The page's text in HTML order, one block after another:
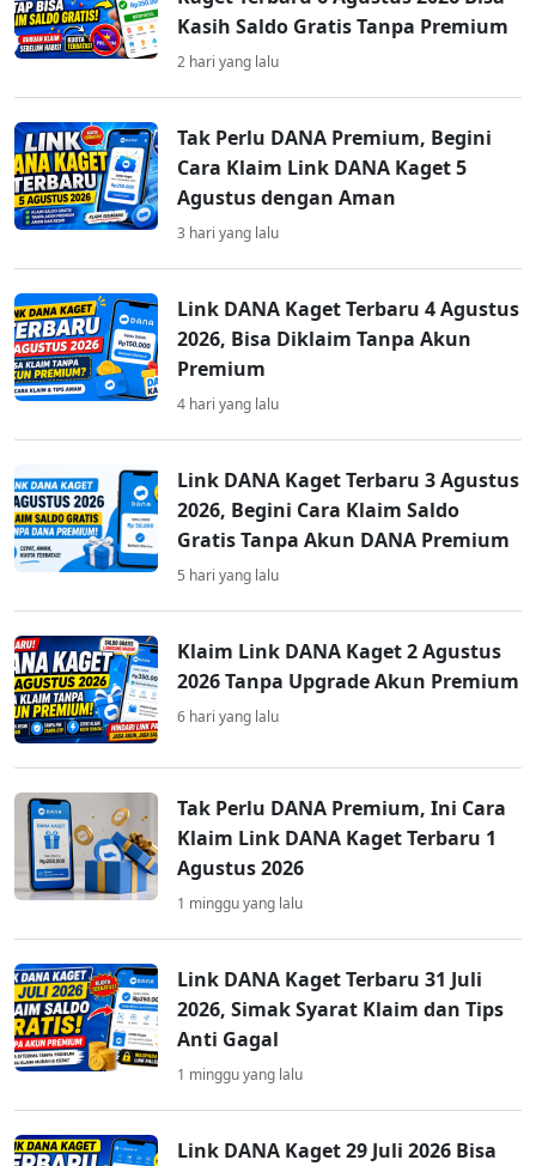
Kasih Saldo Gratis Tanpa Premium
2 hari yang lalu
Tak Perlu DANA Premium, Begini
Cara Klaim Link DANA Kaget 5
Agustus dengan Aman
3 hari yang lalu
Link DANA Kaget Terbaru 4 Agustus
2026, Bisa Diklaim Tanpa Akun
Premium
4 hari yang lalu
Link DANA Kaget Terbaru 3 Agustus
2026, Begini Cara Klaim Saldo
Gratis Tanpa Akun DANA Premium
5 hari yang lalu
Klaim Link DANA Kaget 2 Agustus
2026 Tanpa Upgrade Akun Premium
6 hari yang lalu
Tak Perlu DANA Premium, Ini Cara
Klaim Link DANA Kaget Terbaru 1
Agustus 2026
1 minggu yang lalu
Link DANA Kaget Terbaru 31 Juli
2026, Simak Syarat Klaim dan Tips
Anti Gagal
1 minggu yang lalu
Link DANA Kaget 29 Juli 2026 Bisa